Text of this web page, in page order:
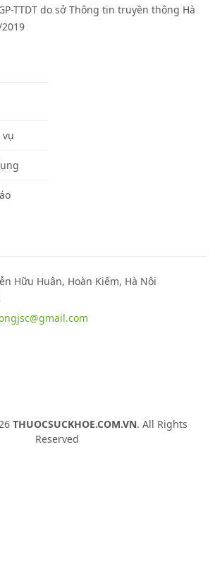
TTDT do sở Thông tin truyền thông Hà
Hữu Huân, Hoàn Kiếm, Hà Nội
THUOCSUCKHOE.COM.VN. All Rights
Reserved